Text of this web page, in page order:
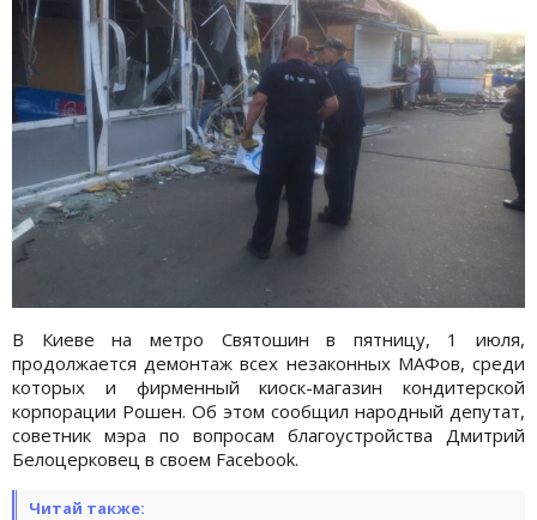
В Киеве на метро Святошин в пятницу, 1 июля,
продолжается демонтаж всех незаконных МАФов, среди
которых и фирменный киоск-магазин кондитерской
корпорации Рошен. Об этом сообщил народный депутат,
советник мэра по вопросам благоустройства Дмитрий
Белоцерковец в своем Facebook.
Читай также: